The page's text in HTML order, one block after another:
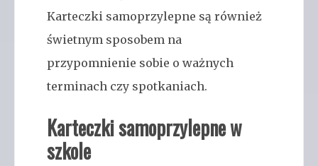
Karteczki samoprzylepne są również
świetnym sposobem na
przypomnienie sobie o ważnych
terminach czy spotkaniach.
Karteczki samoprzylepne w
szkole